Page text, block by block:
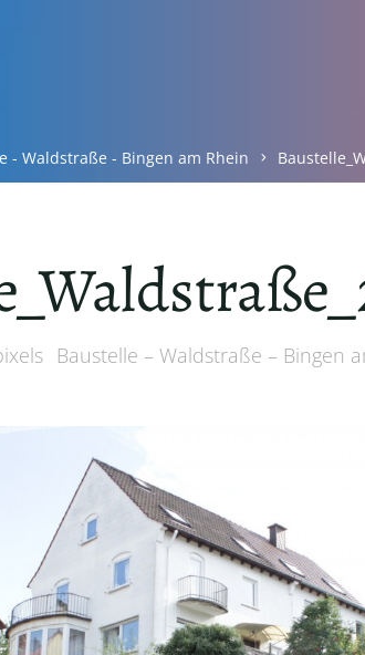
- Waldstraße - Bingen am Rhein
Baustelle – Waldstraße – Bingen